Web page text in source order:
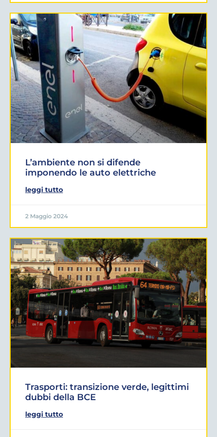
L’ambiente non si difende
imponendo le auto elettriche
leggi tutto
2 Maggio 2024
Trasporti: transizione verde, legittimi
dubbi della BCE
leggi tutto